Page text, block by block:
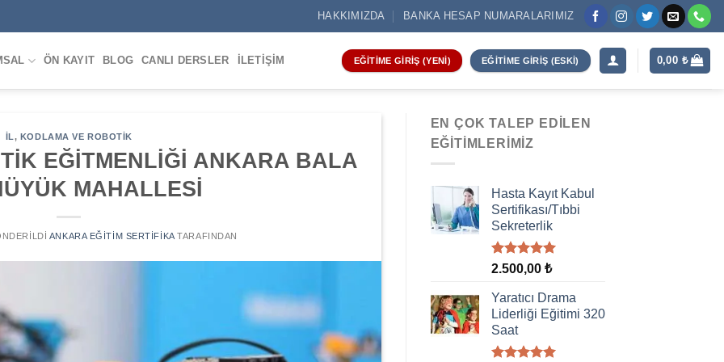
HAKKIMIZDA BANKA HESAP NUMARALARIMIZ
ÖN KAYIT BLOG CANLI DERSLER İLETIŞIM EĞITIME GIRIŞ (YENI) EĞITIME GIRIŞ (ESKI) 0,00 ₺
IL, KODLAMA VE ROBOTIK
EĞİTMENLİĞİ ANKARA BALA
MAHALLESİ
ANKARA EĞITIM SERTIFIKATARAFINDAN
EN ÇOK TALEP EDILEN
EĞITIMLERIMIZ
Hasta Kayıt Kabul
Sertifikası/Tıbbi
Sekreterlik
5 üzerinden
oy
aldı
2.500,00 ₺
Yaratıcı Drama
Liderliği Eğitimi 320
Saat